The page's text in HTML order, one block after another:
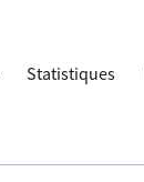
Statistiques